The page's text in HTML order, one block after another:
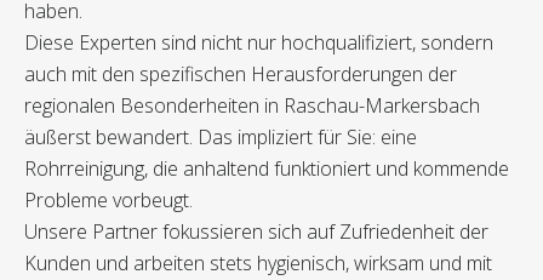
haben.
Diese Experten sind nicht nur hochqualifiziert, sondern
auch mit den spezifischen Herausforderungen der
regionalen Besonderheiten in Raschau-Markersbach
äußerst bewandert. Das impliziert für Sie: eine
Rohrreinigung, die anhaltend funktioniert und kommende
Probleme vorbeugt.
Unsere Partner fokussieren sich auf Zufriedenheit der
Kunden und arbeiten stets hygienisch, wirksam und mit